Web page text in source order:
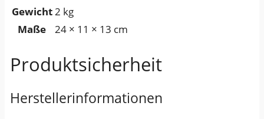
c
h
u
s
Gewicht2 kg
Maße
24 × 11 × 13 cm
Produktsicherheit
Herstellerinformationen